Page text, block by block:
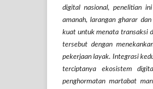
digital nasional, penelitian
amanah, larangan gharar
kuat untuk menata transaksi
tersebut dengan
pekerjaan layak. Integrasi
terciptanya ekosistem
penghormatan martabat